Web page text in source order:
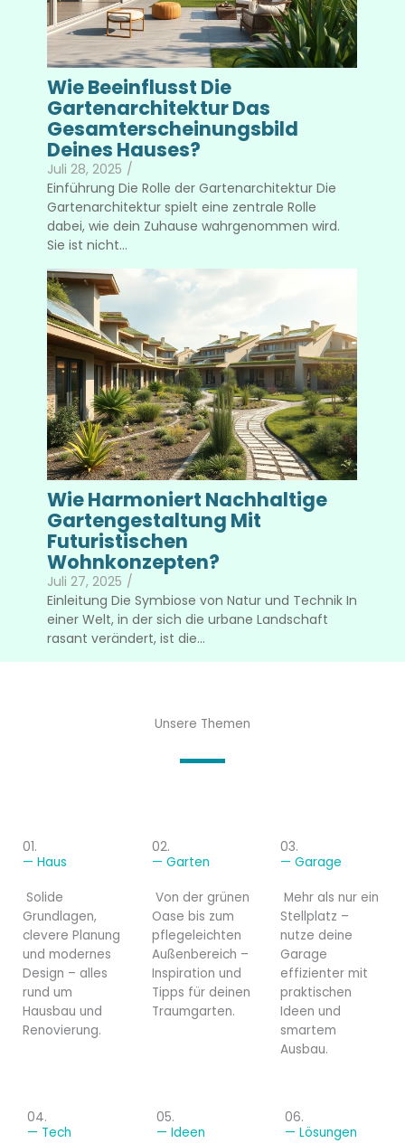
Wie Beeinflusst Die
Gartenarchitektur Das
Gesamterscheinungsbild
Deines Hauses?
Juli 28, 2025 /
Einführung Die Rolle der Gartenarchitektur Die
Gartenarchitektur spielt eine zentrale Rolle
dabei, wie dein Zuhause wahrgenommen wird.
Sie ist nicht...
Wie Harmoniert Nachhaltige
Gartengestaltung Mit
Futuristischen
Wohnkonzepten?
Juli 27, 2025 /
Einleitung Die Symbiose von Natur und Technik In
einer Welt, in der sich die urbane Landschaft
rasant verändert, ist die...
Unsere Themen
01.
— Haus
Solide
Grundlagen,
clevere Planung
und modernes
Design – alles
rund um
Hausbau und
Renovierung.
02.
— Garten
Von der grünen
Oase bis zum
pflegeleichten
Außenbereich –
Inspiration und
Tipps für deinen
Traumgarten.
03.
— Garage
Mehr als nur ein
Stellplatz –
nutze deine
Garage
effizienter mit
praktischen
Ideen und
smartem
Ausbau.
04.
— Tech
05.
— Ideen
06.
— Lösungen